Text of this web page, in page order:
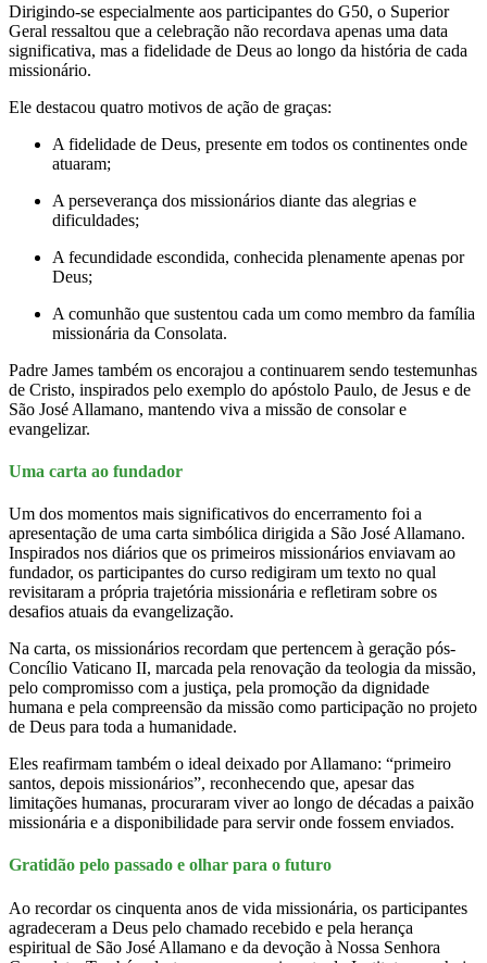
Dirigindo-se especialmente aos participantes do G50, o Superior
Geral ressaltou que a celebração não recordava apenas uma data
significativa, mas a fidelidade de Deus ao longo da história de cada
missionário.
Ele destacou quatro motivos de ação de graças:
A fidelidade de Deus, presente em todos os continentes onde
atuaram;
A perseverança dos missionários diante das alegrias e
dificuldades;
A fecundidade escondida, conhecida plenamente apenas por
Deus;
A comunhão que sustentou cada um como membro da família
missionária da Consolata.
Padre James também os encorajou a continuarem sendo testemunhas
de Cristo, inspirados pelo exemplo do apóstolo Paulo, de Jesus e de
São José Allamano, mantendo viva a missão de consolar e
evangelizar.
Uma carta ao fundador
Um dos momentos mais significativos do encerramento foi a
apresentação de uma carta simbólica dirigida a São José Allamano.
Inspirados nos diários que os primeiros missionários enviavam ao
fundador, os participantes do curso redigiram um texto no qual
revisitaram a própria trajetória missionária e refletiram sobre os
desafios atuais da evangelização.
Na carta, os missionários recordam que pertencem à geração pós-
Concílio Vaticano II, marcada pela renovação da teologia da missão,
pelo compromisso com a justiça, pela promoção da dignidade
humana e pela compreensão da missão como participação no projeto
de Deus para toda a humanidade.
Eles reafirmam também o ideal deixado por Allamano: “primeiro
santos, depois missionários”, reconhecendo que, apesar das
limitações humanas, procuraram viver ao longo de décadas a paixão
missionária e a disponibilidade para servir onde fossem enviados.
Gratidão pelo passado e olhar para o futuro
Ao recordar os cinquenta anos de vida missionária, os participantes
agradeceram a Deus pelo chamado recebido e pela herança
espiritual de São José Allamano e da devoção à Nossa Senhora